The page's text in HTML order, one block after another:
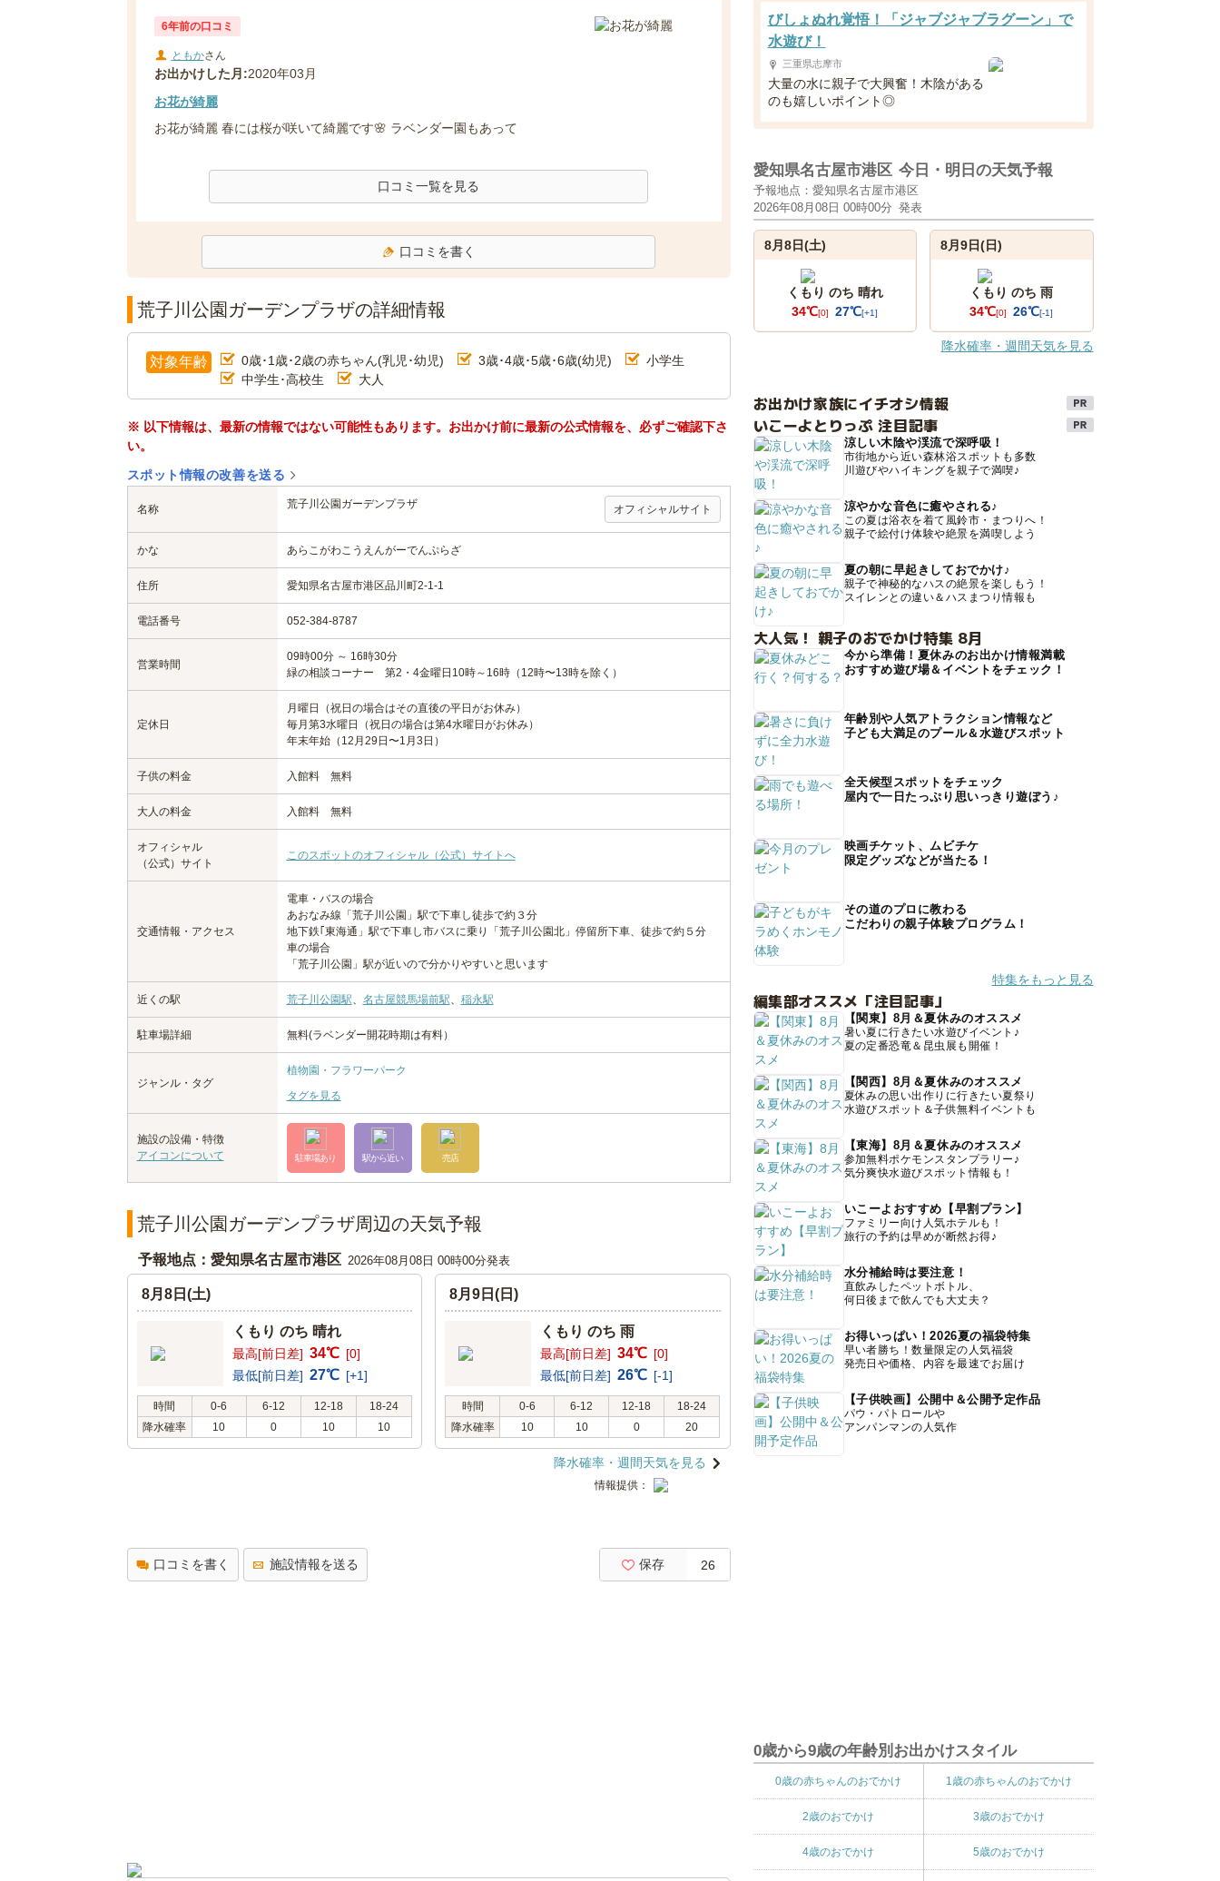
6年前の口コミ
ともかさん
お出かけした月:2020年03月
お花が綺麗
お花が綺麗 春には桜が咲いて綺麗です🌸 ラベンダー園もあって
口コミ一覧を見る
口コミを書く
荒子川公園ガーデンプラザの詳細情報
対象年齢 0歳･1歳･2歳の赤ちゃん(乳児･幼児) 3歳･4歳･5歳･6歳(幼児)
小学生
中学生･高校生
大人
※ 以下情報は、最新の情報ではない可能性もあります。お出かけ前に最新の公式情報を、必ずご確認下さ
い。
スポット情報の改善を送る
名称 荒子川公園ガーデンプラザ オフィシャルサイト
かな あらこがわこうえんがーでんぷらざ
住所 愛知県名古屋市港区品川町2-1-1
電話番号 052-384-8787
営業時間
09時00分 ～ 16時30分
緑の相談コーナー 第2・4金曜日10時～16時（12時〜13時を除く）
定休日
月曜日（祝日の場合はその直後の平日がお休み）
毎月第3水曜日（祝日の場合は第4水曜日がお休み）
年末年始（12月29日〜1月3日）
子供の料金 入館料 無料
大人の料金 入館料 無料
オフィシャル
（公式）サイト
このスポットのオフィシャル（公式）サイトへ
交通情報・アクセス
電車・バスの場合
あおなみ線「荒子川公園」駅で下車し徒歩で約３分
地下鉄｢東海通」駅で下車し市バスに乗り「荒子川公園北」停留所下車、徒歩で約５分
車の場合
「荒子川公園」駅が近いので分かりやすいと思います
近くの駅 荒子川公園駅、 名古屋競馬場前駅、 稲永駅
駐車場詳細 無料(ラベンダー開花時期は有料）
ジャンル・タグ
植物園・フラワーパーク
タグを見る
施設の設備・特徴
アイコンについて
駐車場あり 駅から近い 売店
荒子川公園ガーデンプラザ周辺の天気予報
予報地点：愛知県名古屋市港区 2026年08月08日 00時00分発表
8月8日(土)
くもり のち 晴れ
最高[前日差] 34℃ [0]
最低[前日差] 27℃ [+1]
時間 0-6 6-12 12-18
18-24
降水確率
10 0 10 10
8月9日(日)
くもり のち 雨
最高[前日差] 34℃ [0]
最低[前日差] 26℃ [-1]
時間 0-6 6-12 12-18
18-24
降水確率
10 10 0 20
降水確率・週間天気を見る
情報提供：
口コミを書く 施設情報を送る 保存 26
びしょぬれ覚悟！「ジャブジャブラグーン」で
水遊び！
三重県志摩市
大量の水に親子で大興奮！木陰がある
のも嬉しいポイント◎
愛知県名古屋市港区 今日・明日の天気予報
予報地点：愛知県名古屋市港区
2026年08月08日 00時00分 発表
8月8日(土)
くもり のち 晴れ
34℃[0] 27℃[+1]
8月9日(日)
くもり のち 雨
34℃[0] 26℃[-1]
降水確率・週間天気を見る
お出かけ家族にイチオシ情報
いこーよとりっぷ 注目記事
涼しい木陰や渓流で深呼吸！
市街地から近い森林浴スポットも多数
川遊びやハイキングを親子で満喫♪
涼やかな音色に癒やされる♪
この夏は浴衣を着て風鈴市・まつりへ！
親子で絵付け体験や絶景を満喫しよう
夏の朝に早起きしておでかけ♪
親子で神秘的なハスの絶景を楽しもう！
スイレンとの違い＆ハスまつり情報も
大人気！ 親子のおでかけ特集 8月
今から準備！夏休みのお出かけ情報満載
おすすめ遊び場＆イベントをチェック！
年齢別や人気アトラクション情報など
子ども大満足のプール＆水遊びスポット
全天候型スポットをチェック
屋内で一日たっぷり思いっきり遊ぼう♪
映画チケット、ムビチケ
限定グッズなどが当たる！
その道のプロに教わる
こだわりの親子体験プログラム！
特集をもっと見る
編集部オススメ「注目記事」
【関東】8月＆夏休みのオススメ
暑い夏に行きたい水遊びイベント♪
夏の定番恐竜＆昆虫展も開催！
【関西】8月＆夏休みのオススメ
夏休みの思い出作りに行きたい夏祭り
水遊びスポット＆子供無料イベントも
【東海】8月＆夏休みのオススメ
参加無料ポケモンスタンプラリー♪
気分爽快水遊びスポット情報も！
いこーよおすすめ【早割プラン】
ファミリー向け人気ホテルも！
旅行の予約は早めが断然お得♪
水分補給時は要注意！
直飲みしたペットボトル、
何日後まで飲んでも大丈夫？
お得いっぱい！2026夏の福袋特集
早い者勝ち！数量限定の人気福袋
発売日や価格、内容を最速でお届け
【子供映画】公開中＆公開予定作品
パウ・パトロールや
アンパンマンの人気作
0歳から9歳の年齢別お出かけスタイル
0歳の赤ちゃんのおでかけ 1歳の赤ちゃんのおでかけ
2歳のおでかけ 3歳のおでかけ
4歳のおでかけ 5歳のおでかけ